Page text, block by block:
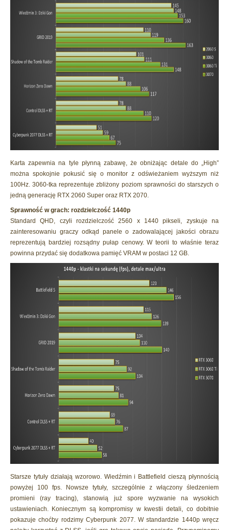
Karta zapewnia na tyle płynną zabawę, że obniżając detale do „High”
można spokojnie pokusić się o monitor z odświeżaniem wyższym niż
100Hz. 3060-tka reprezentuje zbliżony poziom sprawności do starszych o
jedną generację RTX 2060 Super oraz RTX 2070.
Sprawność w grach: rozdzielczość 1440p
Standard QHD, czyli rozdzielczość 2560 x 1440 pikseli, zyskuje na
zainteresowaniu graczy odkąd panele o zadowalającej jakości obrazu
reprezentują bardziej rozsądny pułap cenowy. W teorii to właśnie teraz
powinna przydać się dodatkowa pamięć VRAM w postaci 12 GB.
Starsze tytuły działają wzorowo. Wiedźmin i Battlefield cieszą płynnością
powyżej 100 fps. Nowsze tytuły, szczególnie z włączony śledzeniem
promieni (ray tracing), stanowią już spore wyzwanie na wysokich
ustawieniach. Koniecznym są kompromisy w kwestii detali, co dobitnie
pokazuje choćby rodzimy Cyberpunk 2077. W standardzie 1440p wręcz